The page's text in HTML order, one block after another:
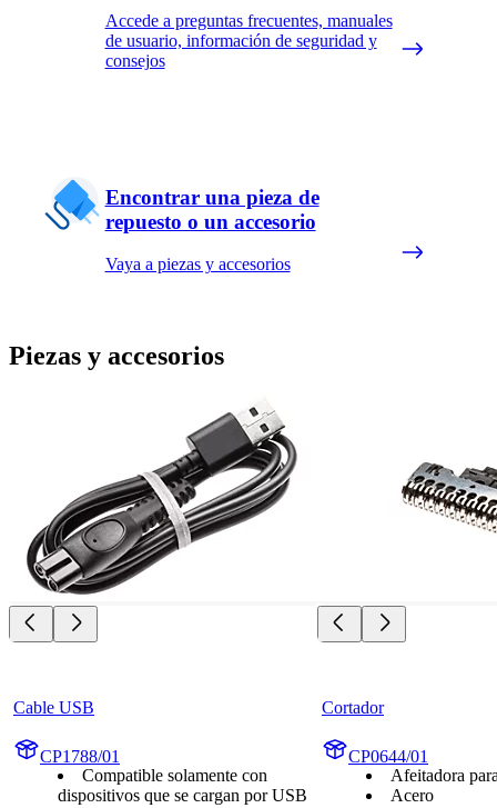
Accede a preguntas frecuentes, manuales
de usuario, información de seguridad y
consejos
Encontrar una pieza de
repuesto o un accesorio
Vaya a piezas y accesorios
Piezas y accesorios
Cable USB
CP1788/01
Compatible solamente con
dispositivos que se cargan por USB
Cortador
CP0644/01
Afeitadora
Acero